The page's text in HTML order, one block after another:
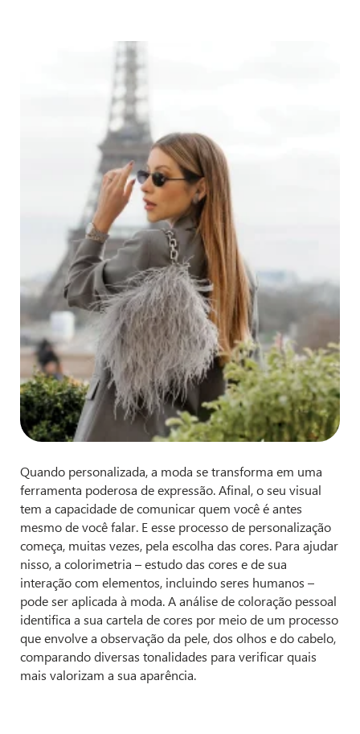
Quando personalizada, a moda se transforma em uma
ferramenta poderosa de expressão. Afinal, o seu visual
tem a capacidade de comunicar quem você é antes
mesmo de você falar. E esse processo de personalização
começa, muitas vezes, pela escolha das cores. Para ajudar
nisso, a colorimetria – estudo das cores e de sua
interação com elementos, incluindo seres humanos –
pode ser aplicada à moda. A análise de coloração pessoal
identifica a sua cartela de cores por meio de um processo
que envolve a observação da pele, dos olhos e do cabelo,
comparando diversas tonalidades para verificar quais
mais valorizam a sua aparência.